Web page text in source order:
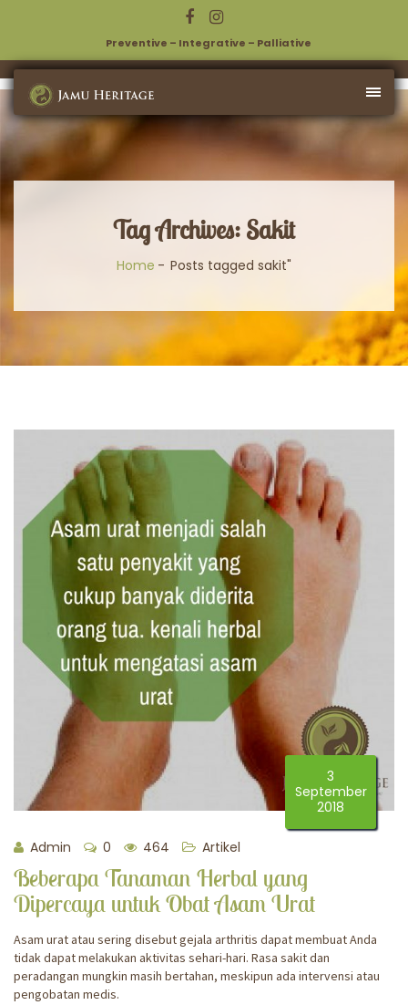
Preventive – Integrative – Palliative
Tag Archives: Sakit
Home Posts tagged sakit"
3
September
2018
Admin 0 464 Artikel
Beberapa Tanaman Herbal yang
Dipercaya untuk Obat Asam Urat
Asam urat atau sering disebut gejala arthritis dapat membuat Anda
tidak dapat melakukan aktivitas sehari-hari. Rasa sakit dan
peradangan mungkin masih bertahan, meskipun ada intervensi atau
pengobatan medis.